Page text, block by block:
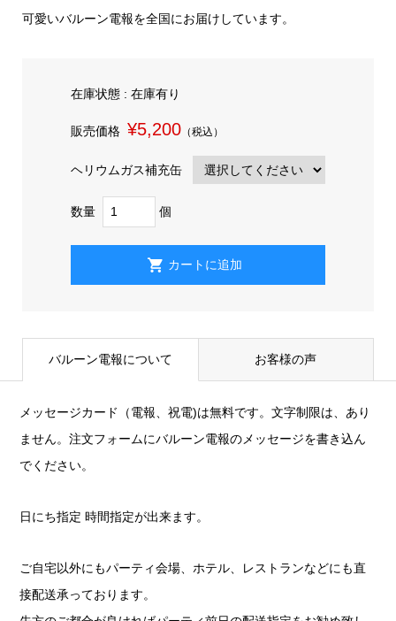
可愛いバルーン電報を全国にお届けしています。
在庫状態 : 在庫有り
販売価格 ¥5,200（税込）
ヘリウムガス補充缶
数量 個
バルーン電報について お客様の声
メッセージカード（電報、祝電)は無料です。文字制限は、あり
ません。注文フォームにバルーン電報のメッセージを書き込ん
でください。
日にち指定 時間指定が出来ます。
ご自宅以外にもパーティ会場、ホテル、レストランなどにも直
接配送承っております。